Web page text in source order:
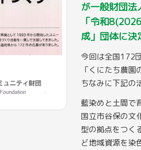
が一般財団
「令和
成」団体に決
今回は全国172
「くにたち農園
ちなみに下記の
藍染めと土間で
国立市谷保の文
型の拠点をつく
ど地域資源を染